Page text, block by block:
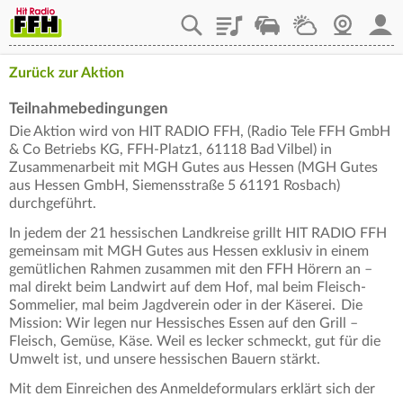
PlaylistStaupilotWetterWebcam
Zurück zur Aktion
Teilnahmebedingungen
Die Aktion wird von HIT RADIO FFH, (Radio Tele FFH GmbH
& Co Betriebs KG, FFH-Platz1, 61118 Bad Vilbel) in
Zusammenarbeit mit MGH Gutes aus Hessen (MGH Gutes
aus Hessen GmbH, Siemensstraße 5 61191 Rosbach)
durchgeführt.
In jedem der 21 hessischen Landkreise grillt HIT RADIO FFH
gemeinsam mit MGH Gutes aus Hessen exklusiv in einem
gemütlichen Rahmen zusammen mit den FFH Hörern an –
mal direkt beim Landwirt auf dem Hof, mal beim Fleisch-
Sommelier, mal beim Jagdverein oder in der Käserei. Die
Mission: Wir legen nur Hessisches Essen auf den Grill –
Fleisch, Gemüse, Käse. Weil es lecker schmeckt, gut für die
Umwelt ist, und unsere hessischen Bauern stärkt.
Mit dem Einreichen des Anmeldeformulars erklärt sich der